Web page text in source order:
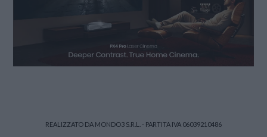
REALIZZATO DA MONDO3 S.R.L. - PARTITA IVA 06039210486